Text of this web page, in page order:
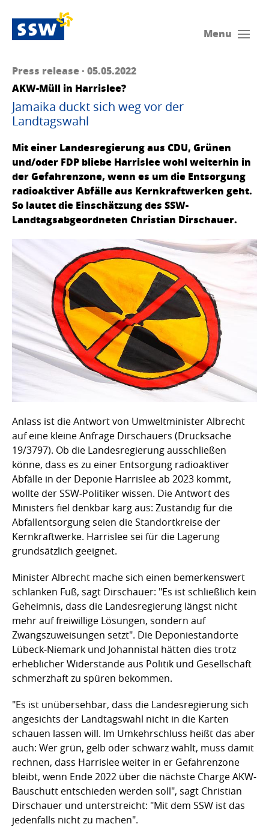
Menu
Press release · 05.05.2022
AKW-Müll in Harrislee?
Jamaika duckt sich weg vor der
Landtagswahl
Mit einer Landesregierung aus CDU, Grünen
und/oder FDP bliebe Harrislee wohl weiterhin in
der Gefahrenzone, wenn es um die Entsorgung
radioaktiver Abfälle aus Kernkraftwerken geht.
So lautet die Einschätzung des SSW-
Landtagsabgeordneten Christian Dirschauer.
Anlass ist die Antwort von Umweltminister Albrecht
auf eine kleine Anfrage Dirschauers (Drucksache
19/3797). Ob die Landesregierung ausschließen
könne, dass es zu einer Entsorgung radioaktiver
Abfälle in der Deponie Harrislee ab 2023 kommt,
wollte der SSW-Politiker wissen. Die Antwort des
Ministers fiel denkbar karg aus: Zuständig für die
Abfallentsorgung seien die Standortkreise der
Kernkraftwerke. Harrislee sei für die Lagerung
grundsätzlich geeignet.
Minister Albrecht mache sich einen bemerkenswert
schlanken Fuß, sagt Dirschauer: "Es ist schließlich kein
Geheimnis, dass die Landesregierung längst nicht
mehr auf freiwillige Lösungen, sondern auf
Zwangszuweisungen setzt". Die Deponiestandorte
Lübeck-Niemark und Johannistal hätten dies trotz
erheblicher Widerstände aus Politik und Gesellschaft
schmerzhaft zu spüren bekommen.
"Es ist unübersehbar, dass die Landesregierung sich
angesichts der Landtagswahl nicht in die Karten
schauen lassen will. Im Umkehrschluss heißt das aber
auch: Wer grün, gelb oder schwarz wählt, muss damit
rechnen, dass Harrislee weiter in er Gefahrenzone
bleibt, wenn Ende 2022 über die nächste Charge AKW-
Bauschutt entschieden werden soll", sagt Christian
Dirschauer und unterstreicht: "Mit dem SSW ist das
jedenfalls nicht zu machen".